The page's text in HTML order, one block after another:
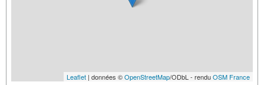
Leaflet | données ©OpenStreetMap/ODbL - renduOSM France